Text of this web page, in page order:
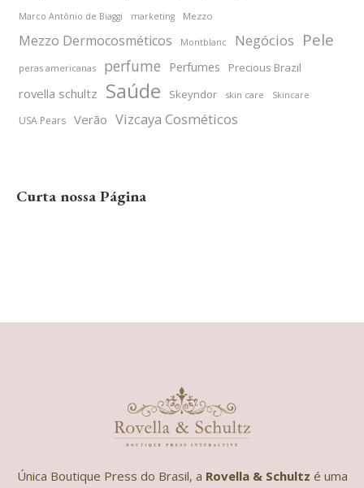
Marco Antônio de Biaggi marketing Mezzo
Mezzo Dermocosméticos Montblanc Negócios Pele
peras americanas perfume Perfumes Precious Brazil
rovella schultz Saúde Skeyndor skin care Skincare
USA Pears Verão Vizcaya Cosméticos
Curta nossa Página
Única Boutique Press do Brasil, a Rovella & Schultz é uma